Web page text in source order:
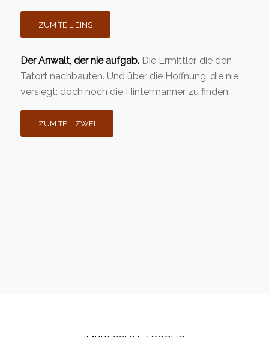
ZUM TEIL EINS
Der Anwalt, der nie aufgab.Die Ermittler, die den
Tatort nachbauten. Und über die Hoffnung, die nie
versiegt: doch noch die Hintermänner zu finden.
ZUM TEIL ZWEI